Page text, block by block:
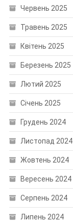
Червень 2025
Травень 2025
Квітень 2025
Березень 2025
Лютий 2025
Січень 2025
Грудень 2024
Листопад 2024
Жовтень 2024
Вересень 2024
Серпень 2024
Липень 2024